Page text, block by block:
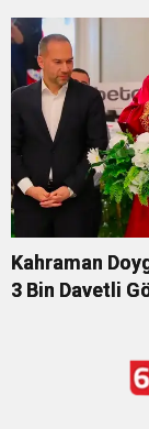
Kahraman
3 Bin Davetli